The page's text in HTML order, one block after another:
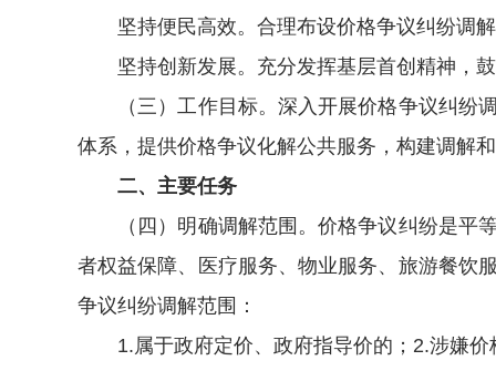
坚持便民高效。合理布设价格争议纠纷调解
坚持创新发展。充分发挥基层首创精神，鼓
（三）工作目标。深入开展价格争议纠纷调
体系，提供价格争议化解公共服务，构建调解
二、主要任务
（四）明确调解范围。价格争议纠纷是平等
者权益保障、医疗服务、物业服务、旅游餐饮
争议纠纷调解范围：
1.属于政府定价、政府指导价的；2.涉嫌价